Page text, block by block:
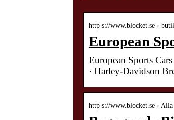
http s://www.blocket.se ›
European
European Sports
· Harley-Davidson
http s://www.blocket.se › Alla